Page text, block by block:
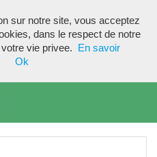
sur notre site, vous acceptez
dans le respect de notre
vie privee.
En savoir
Ok